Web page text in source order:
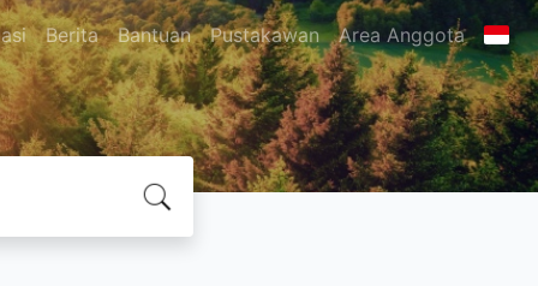
Berita Bantuan Pustakawan Area Anggota